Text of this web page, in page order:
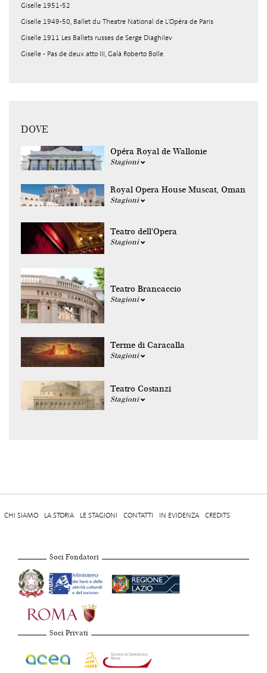
Giselle 1951-52
Giselle 1949-50, Ballet du Theatre National de L'Opéra de Paris
Giselle 1911 Les Ballets russes de Serge Diaghilev
Giselle - Pas de deux atto III, Galà Roberto Bolle
DOVE
Opéra Royal de Wallonie
Stagioni
Royal Opera House Muscat, Oman
Stagioni
Teatro dell'Opera
Stagioni
Teatro Brancaccio
Stagioni
Terme di Caracalla
Stagioni
Teatro Costanzi
Stagioni
CHI SIAMO LA STORIA LE STAGIONI CONTATTI IN EVIDENZA CREDITS
Soci Fondatori
Soci Privati